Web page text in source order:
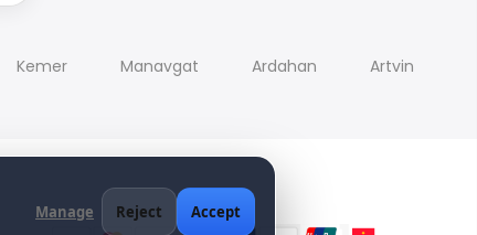
Manage Reject Accept
Kemer Manavgat Ardahan
Artvin